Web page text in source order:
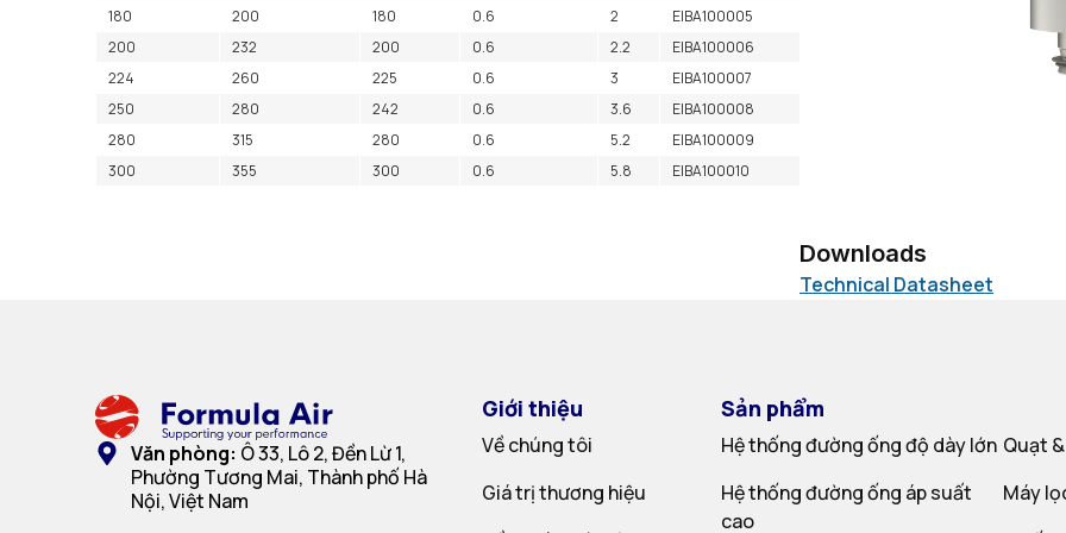
180
200 180 0.6 2
EIBA100005
200
232 200 0.6 2.2
EIBA100006
224
260 225 0.6 3
EIBA100007
250
280 242 0.6 3.6
EIBA100008
280
315 280 0.6 5.2
EIBA100009
300
355 300 0.6 5.8 EIBA100010
Downloads
Technical Datasheet
Văn phòng: Ô 33, Lô 2, Đền Lừ 1,
Phường Tương Mai, Thành phố Hà
Nội, Việt Nam
Giới thiệu
Về chúng tôi
Giá trị thương hiệu
Sản phẩm
Hệ thống đường ống độ dày lớn
Hệ thống đường ống áp suất
cao
Quạt
Máy